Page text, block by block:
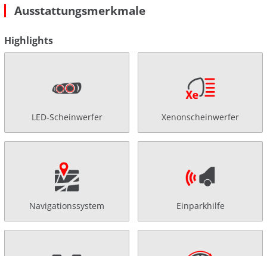
Ausstattungsmerkmale
Highlights
LED-Scheinwerfer Xenonscheinwerfer
Navigationssystem Einparkhilfe